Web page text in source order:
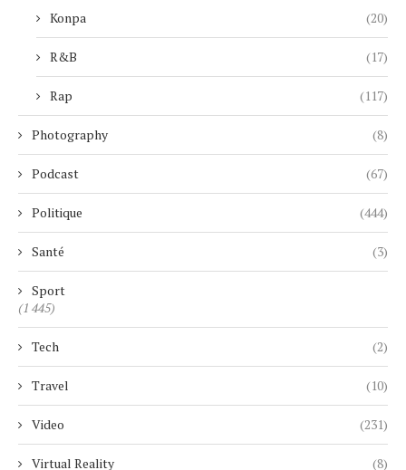
Konpa (20)
R&B (17)
Rap (117)
Photography (8)
Podcast (67)
Politique (444)
Santé (3)
Sport
(1 445)
Tech (2)
Travel (10)
Video (231)
Virtual Reality (8)